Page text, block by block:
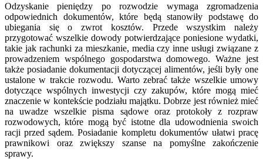
Odzyskanie pieniędzy po rozwodzie wymaga zgromadzenia
odpowiednich dokumentów, które będą stanowiły podstawę do
ubiegania się o zwrot kosztów. Przede wszystkim należy
przygotować wszelkie dowody potwierdzające poniesione wydatki,
takie jak rachunki za mieszkanie, media czy inne usługi związane z
prowadzeniem wspólnego gospodarstwa domowego. Ważne jest
także posiadanie dokumentacji dotyczącej alimentów, jeśli były one
ustalone w trakcie rozwodu. Warto zebrać także wszelkie umowy
dotyczące wspólnych inwestycji czy zakupów, które mogą mieć
znaczenie w kontekście podziału majątku. Dobrze jest również mieć
na uwadze wszelkie pisma sądowe oraz protokoły z rozpraw
rozwodowych, które mogą być istotne dla udowodnienia swoich
racji przed sądem. Posiadanie kompletu dokumentów ułatwi pracę
prawnikowi oraz zwiększy szanse na pomyślne zakończenie
sprawy.